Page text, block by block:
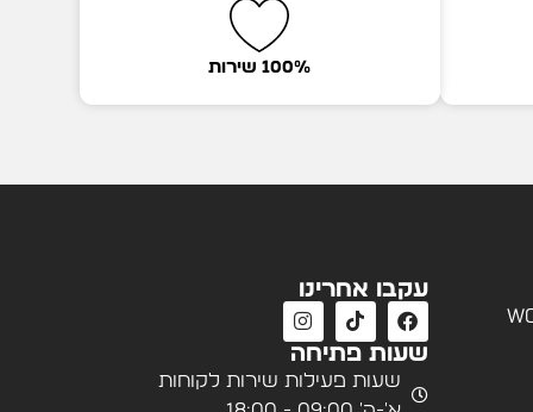
100% שירות
עקבו אחרינו
שעות פתיחה
שעות פעילות שירות לקוחות